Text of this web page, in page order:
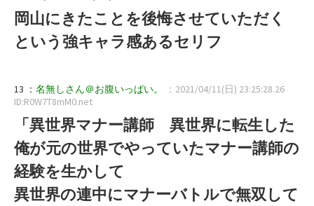
岡山にきたことを後悔させていただく
という強キャラ感あるセリフ
13 ： 名無しさん＠お腹いっぱい。
：2021/04/11(日) 23:25:28.26
ID:R0W7T8mM0.net
「異世界マナー講師 異世界に転生した
俺が元の世界でやっていたマナー講師の
経験を生かして
異世界の連中にマナーバトルで無双して